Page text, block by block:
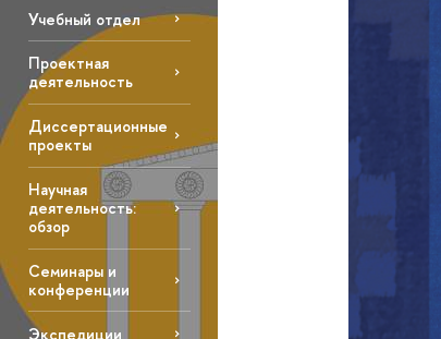
Учебный отдел
Проектная
деятельность
Диссертационные
проекты
Научная
деятельность:
обзор
Семинары и
конференции
Экспедиции